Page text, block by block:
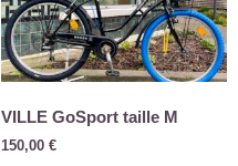
VILLE GoSport taille M
150,00 €